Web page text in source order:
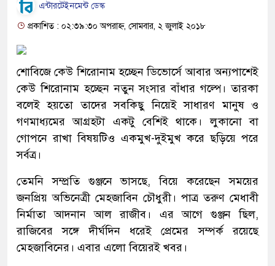
এন্টারটেইনমেন্ট ডেস্ক
প্রকাশিত : ০২:৩৯:৩০ অপরাহ্ন, সোমবার, ২ জুলাই ২০১৮
শোবিজে কেউ শিরোনাম হচ্ছেন ডিভোর্সে আবার অন্যপাশেই
কেউ শিরোনাম হচ্ছেন নতুন সংসার বাঁধার গল্পে। তারকা
বলেই হয়তো তাদের সবকিছু নিয়েই সাধারণ মানুষ ও
গণমাধ্যমের আগ্রহটা একটু বেশিই থাকে। লুকানো বা
গোপনে রাখা বিষয়টিও একমুখ-দুইমুখ করে ছড়িয়ে পরে
সর্বত্র।
তেমনি সম্প্রতি গুঞ্জনে ভাসছে, বিয়ে করেছেন সময়ের
জনপ্রিয় অভিনেত্রী মেহজাবিন চৌধুরী। পাত্র তরুণ মেধাবী
নির্মাতা আদনান আল রাজীব। এর আগে গুঞ্জন ছিল,
রাজিবের সঙ্গে দীর্ঘদিন ধরেই প্রেমের সম্পর্ক রয়েছে
মেহজাবিনের। এবার এলো বিয়েরই খবর।